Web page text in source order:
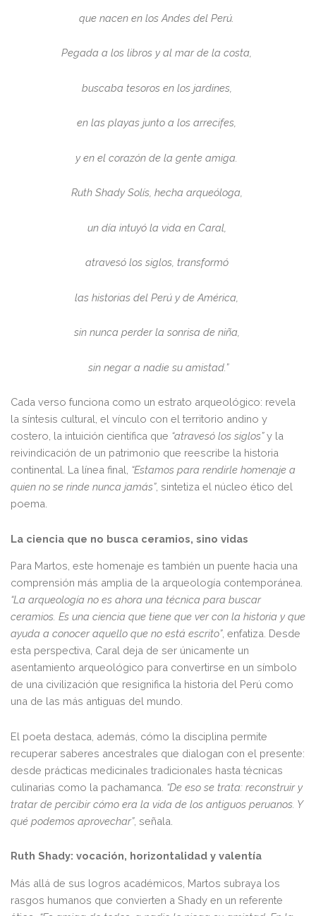
que nacen en los Andes del Perú.
Pegada a los libros y al mar de la costa,
buscaba tesoros en los jardines,
en las playas junto a los arrecifes,
y en el corazón de la gente amiga.
Ruth Shady Solís, hecha arqueóloga,
un día intuyó la vida en Caral,
atravesó los siglos, transformó
las historias del Perú y de América,
sin nunca perder la sonrisa de niña,
sin negar a nadie su amistad.”
Cada verso funciona como un estrato arqueológico: revela
la síntesis cultural, el vínculo con el territorio andino y
costero, la intuición científica que “atravesó los siglos”y la
reivindicación de un patrimonio que reescribe la historia
continental. La línea final, “Estamos para rendirle homenaje a
quien no se rinde nunca jamás”, sintetiza el núcleo ético del
poema.
La ciencia que no busca ceramios, sino vidas
Para Martos, este homenaje es también un puente hacia una
comprensión más amplia de la arqueología contemporánea.
“La arqueología no es ahora una técnica para buscar
ceramios. Es una ciencia que tiene que ver con la historia y que
ayuda a conocer aquello que no está escrito”, enfatiza. Desde
esta perspectiva, Caral deja de ser únicamente un
asentamiento arqueológico para convertirse en un símbolo
de una civilización que resignifica la historia del Perú como
una de las más antiguas del mundo.
El poeta destaca, además, cómo la disciplina permite
recuperar saberes ancestrales que dialogan con el presente:
desde prácticas medicinales tradicionales hasta técnicas
culinarias como la pachamanca. “De eso se trata: reconstruir y
tratar de percibir cómo era la vida de los antiguos peruanos. Y
qué podemos aprovechar”, señala.
Ruth Shady: vocación, horizontalidad y valentía
Más allá de sus logros académicos, Martos subraya los
rasgos humanos que convierten a Shady en un referente